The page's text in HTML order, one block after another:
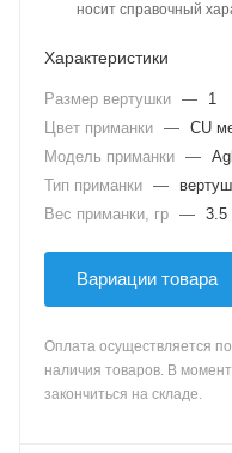
носит справочный
Характеристики
Размер вертушки —
1
Цвет приманки — CU
Модель приманки —
Тип приманки —
Вес приманки, гр — 3.5
Вариации товара
Оплата осуществляется
наличия товаров. В
закончиться на складе.